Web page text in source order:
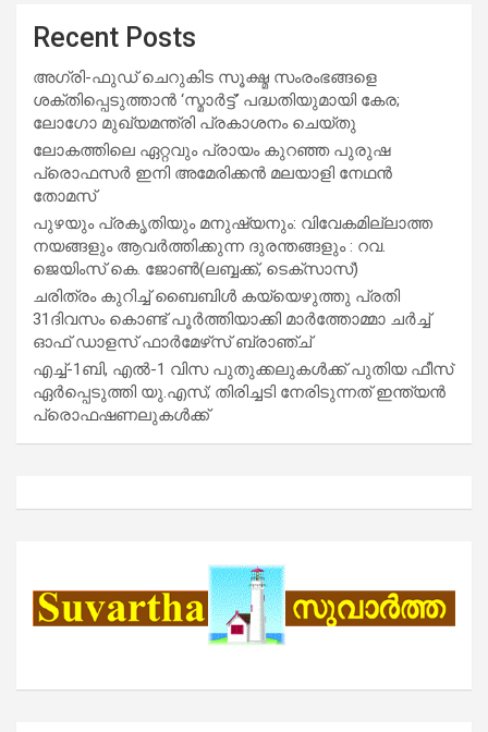
Recent Posts
അഗ്രി-ഫുഡ് ചെറുകിട സൂക്ഷ്മ സംരംഭങ്ങളെ
ശക്തിപ്പെടുത്താന്‍ ‘സ്മാര്‍ട്ട്’ പദ്ധതിയുമായി കേര;
ലോഗോ മുഖ്യമന്ത്രി പ്രകാശനം ചെയ്തു
ലോകത്തിലെ ഏറ്റവും പ്രായം കുറഞ്ഞ പുരുഷ
പ്രൊഫസർ ഇനി അമേരിക്കൻ മലയാളി നേഥൻ
തോമസ്
പുഴയും പ്രകൃതിയും മനുഷ്യനും: വിവേകമില്ലാത്ത
നയങ്ങളും ആവർത്തിക്കുന്ന ദുരന്തങ്ങളും : റവ.
ജെയിംസ് കെ. ജോൺ(ലബ്ബക്ക്, ടെക്സാസ്)
ചരിത്രം കുറിച്ച് ബൈബിൾ കയ്യെഴുത്തു പ്രതി
31ദിവസം കൊണ്ട് പൂർത്തിയാക്കി മാർത്തോമ്മാ ചർച്ച്
ഓഫ് ഡാളസ് ഫാർമേഴ്‌സ് ബ്രാഞ്ച്
എച്ച്-1ബി, എൽ-1 വിസ പുതുക്കലുകൾക്ക് പുതിയ ഫീസ്
ഏർപ്പെടുത്തി യു.എസ്; തിരിച്ചടി നേരിടുന്നത് ഇന്ത്യൻ
പ്രൊഫഷണലുകൾക്ക്